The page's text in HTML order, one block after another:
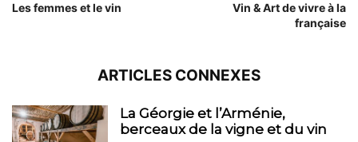
Les femmes et le vin
Vin & Art de vivre à la
française
ARTICLES CONNEXES
La Géorgie et l’Arménie,
berceaux de la vigne et du vin